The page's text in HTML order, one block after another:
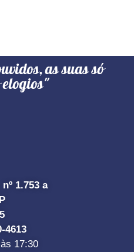
as suas só
1.753 a
4613
17:30